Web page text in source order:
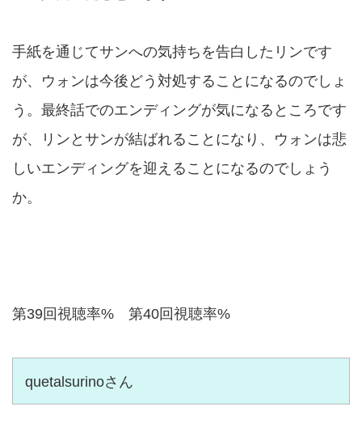
手紙を通じてサンへの気持ちを告白したリンです
が、ウォンは今後どう対処することになるのでしょ
う。最終話でのエンディングが気になるところです
が、リンとサンが結ばれることになり、ウォンは悲
しいエンディングを迎えることになるのでしょう
か。
第39回視聴率% 第40回視聴率%
quetalsurinoさん